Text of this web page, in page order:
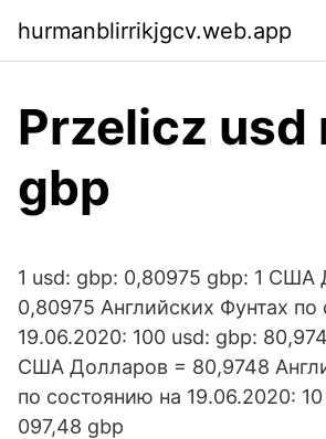
hurmanblirrikjgcv.web.app
Przelicz usd
gbp
1 usd: gbp: 0,80975 gbp: 1 США
0,80975 Английских Фунтах по
19.06.2020: 100 usd: gbp:
США Долларов = 80,9748
по состоянию на 19.06.2020:
097,48 gbp